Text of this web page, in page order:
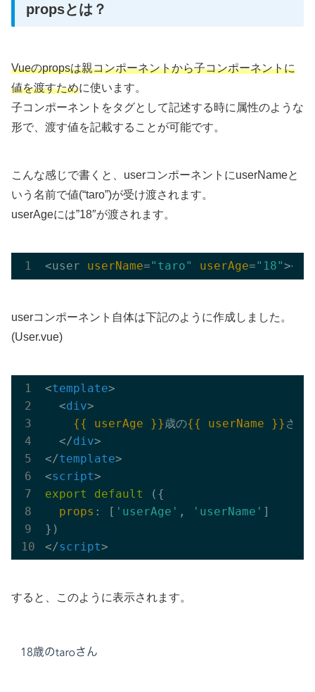
propsとは？
Vueのpropsは親コンポーネントから子コンポーネントに
値を渡すために使います。
子コンポーネントをタグとして記述する時に属性のような
形で、渡す値を記載することが可能です。
こんな感じで書くと、userコンポーネントにuserNameと
いう名前で値(“taro”)が受け渡されます。
userAgeには”18″が渡されます。
<user userName="taro" userAge="18"
userコンポーネント自体は下記のように作成しました。
(User.vue)
<template>
<div>
{{ userAge }}歳の{{ userName }} さん
</div>
</template>
<script>
export
default
({
props : [ 'userAge' , 'userName' ]
</script>
すると、このように表示されます。